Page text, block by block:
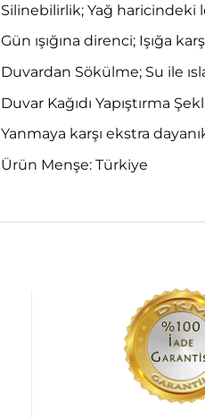
Silinebilirlik; Yağ haricindeki
Gün ışığına direnci; Işığa
Duvardan Sökülme; Su ile
Duvar Kağıdı Yapıştırma
Yanmaya karşı ekstra
Ürün Menşe: Türkiye